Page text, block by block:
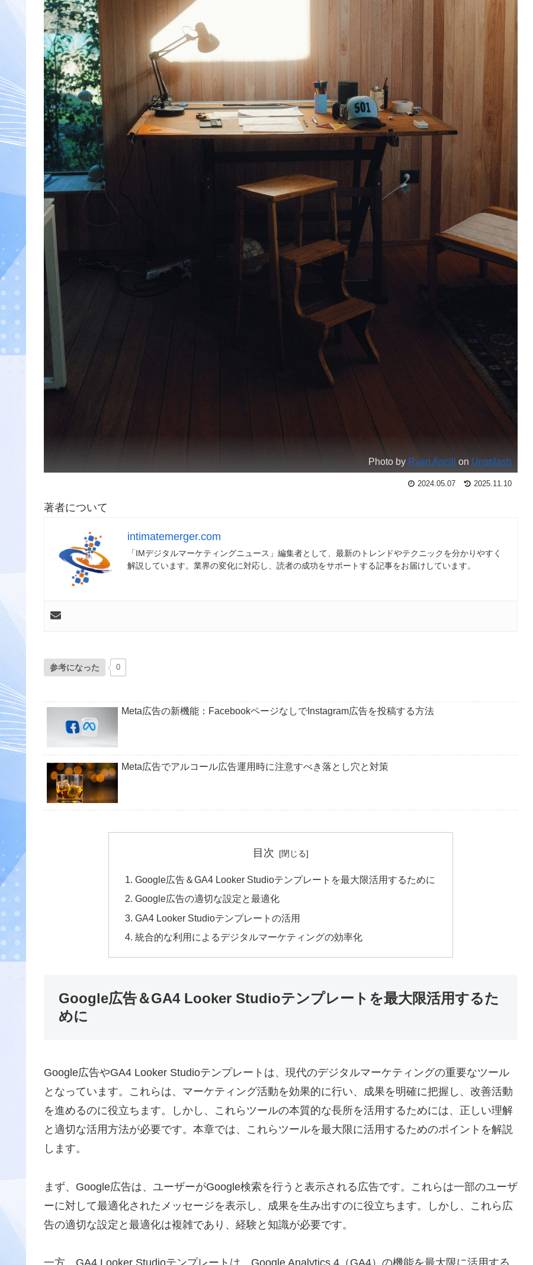
Photo by Ryan Ancill on Unsplash
2024.05.07 2025.11.10
著者について
intimatemerger.com
「IMデジタルマーケティングニュース」編集者として、最新のトレンドやテクニックを分かりやすく
解説しています。業界の変化に対応し、読者の成功をサポートする記事をお届けしています。
参考になった 0
Meta広告の新機能：FacebookページなしでInstagram広告を投稿する方法
Meta広告でアルコール広告運用時に注意すべき落とし穴と対策
目次
Google広告＆GA4 Looker Studioテンプレートを最大限活用するために
Google広告の適切な設定と最適化
GA4 Looker Studioテンプレートの活用
統合的な利用によるデジタルマーケティングの効率化
Google広告＆GA4 Looker Studioテンプレートを最大限活用するた
めに
Google広告やGA4 Looker Studioテンプレートは、現代のデジタルマーケティングの重要なツール
となっています。これらは、マーケティング活動を効果的に行い、成果を明確に把握し、改善活動
を進めるのに役立ちます。しかし、これらツールの本質的な長所を活用するためには、正しい理解
と適切な活用方法が必要です。本章では、これらツールを最大限に活用するためのポイントを解説
します。
まず、Google広告は、ユーザーがGoogle検索を行うと表示される広告です。これらは一部のユーザ
ーに対して最適化されたメッセージを表示し、成果を生み出すのに役立ちます。しかし、これら広
告の適切な設定と最適化は複雑であり、経験と知識が必要です。